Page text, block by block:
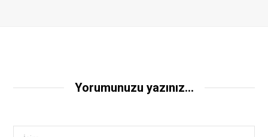
Yorumunuzu yazınız...